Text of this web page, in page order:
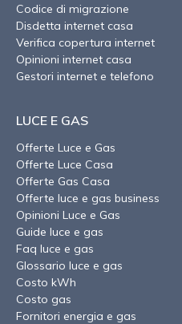
Codice di migrazione
Disdetta internet casa
Verifica copertura internet
Opinioni internet casa
Gestori internet e telefono
LUCE E GAS
Offerte Luce e Gas
Offerte Luce Casa
Offerte Gas Casa
Offerte luce e gas business
Opinioni Luce e Gas
Guide luce e gas
Faq luce e gas
Glossario luce e gas
Costo kWh
Costo gas
Fornitori energia e gas